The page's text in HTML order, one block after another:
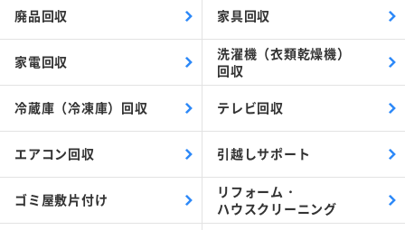
廃品回収 家具回収
家電回収
洗濯機（衣類乾燥機）
回収
冷蔵庫（冷凍庫）回収 テレビ回収
エアコン回収 引越しサポート
ゴミ屋敷片付け
リフォーム・
ハウスクリーニング